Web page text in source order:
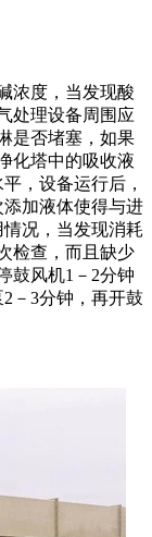
浓度，当发现酸
处理设备周围应
是否堵塞，如果
化塔中的吸收液
，设备运行后，
加液体使得与进
况，当发现消耗
检查，而且缺少
鼓风机1－2分钟
－3分钟，再开鼓